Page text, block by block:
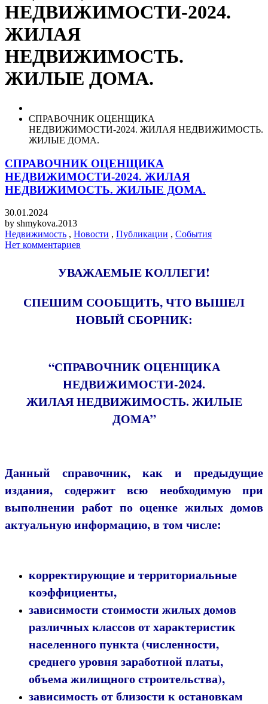
НЕДВИЖИМОСТИ-2024.
ЖИЛАЯ
НЕДВИЖИМОСТЬ.
ЖИЛЫЕ ДОМА.
СПРАВОЧНИК ОЦЕНЩИКА
НЕДВИЖИМОСТИ-2024. ЖИЛАЯ НЕДВИЖИМОСТЬ.
ЖИЛЫЕ ДОМА.
СПРАВОЧНИК ОЦЕНЩИКА
НЕДВИЖИМОСТИ-2024. ЖИЛАЯ
НЕДВИЖИМОСТЬ. ЖИЛЫЕ ДОМА.
30.01.2024
by shmykova.2013
Недвижимость , Новости , Публикации , События
Нет комментариев
УВАЖАЕМЫЕ КОЛЛЕГИ!
СПЕШИМ СООБЩИТЬ, ЧТО ВЫШЕЛ
НОВЫЙ СБОРНИК:
“СПРАВОЧНИК ОЦЕНЩИКА
НЕДВИЖИМОСТИ-2024.
ЖИЛАЯ НЕДВИЖИМОСТЬ. ЖИЛЫЕ
ДОМА”
Данный справочник, как и предыдущие
издания, содержит всю необходимую при
выполнении работ по оценке жилых домов
актуальную информацию, в том числе:
корректирующие и территориальные
коэффициенты,
зависимости стоимости жилых домов
различных классов от характеристик
населенного пункта (численности,
среднего уровня заработной платы,
объема жилищного строительства),
зависимость от близости к остановкам